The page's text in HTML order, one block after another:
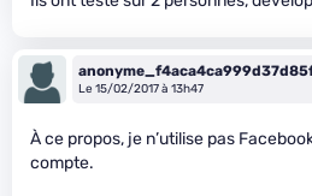
Le 15/02/2017 à 13h47
À ce propos, je n’utilise pas
compte.